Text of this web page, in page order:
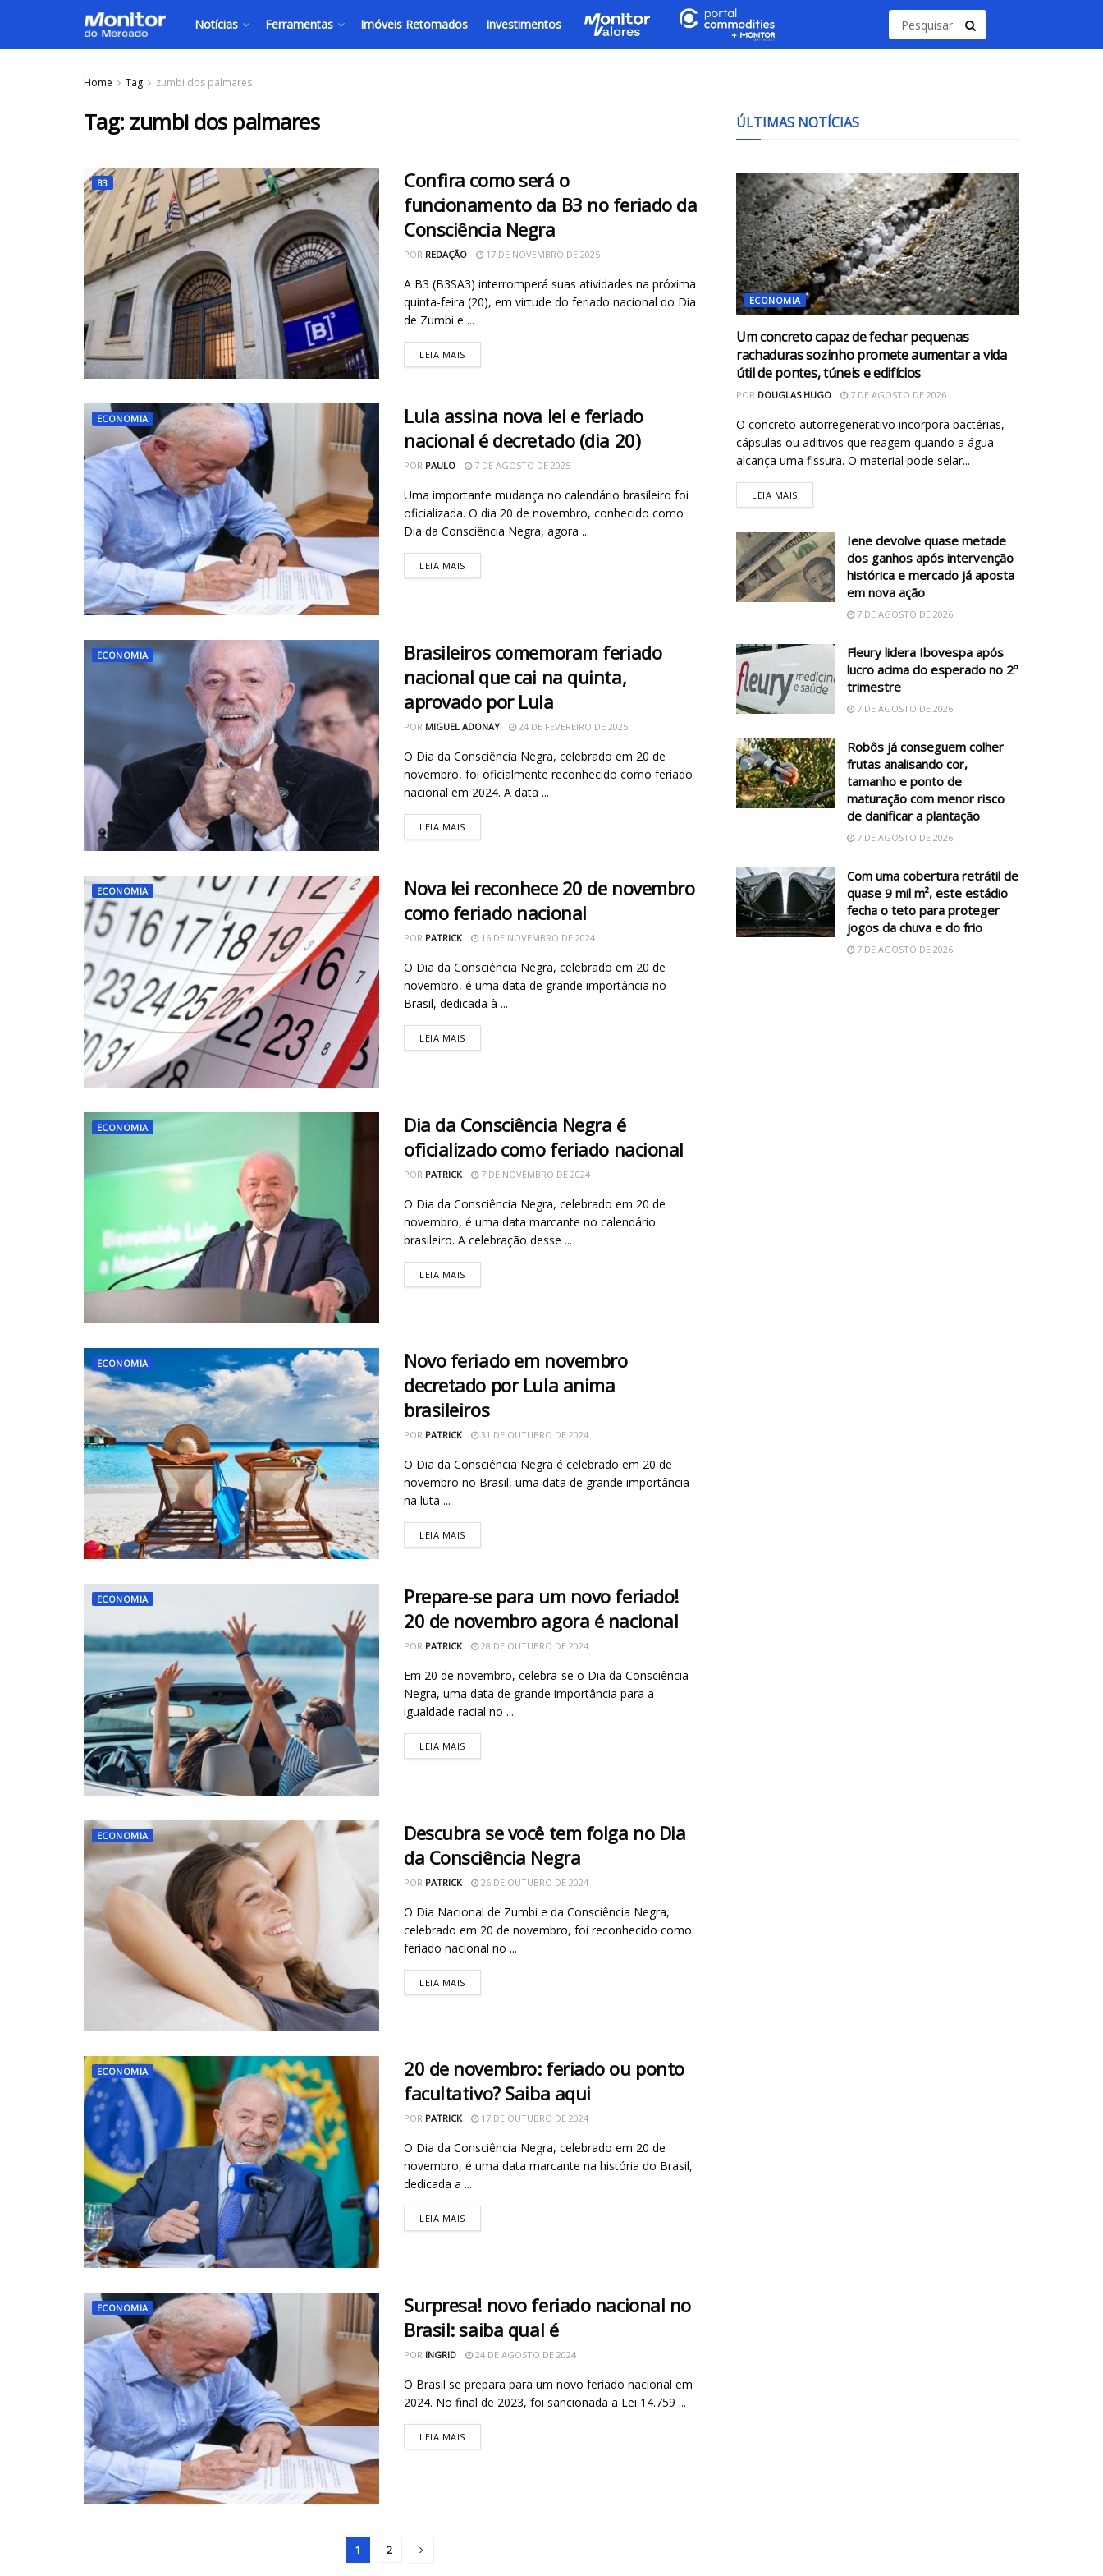
Notícias Ferramentas Imóveis Retomados Investimentos
Home Tag zumbi dos palmares
Tag: zumbi dos palmares
B3
Confira como será o
funcionamento da B3 no feriado da
Consciência Negra
POR REDAÇÃO 17 DE NOVEMBRO DE 2025
A B3 (B3SA3) interromperá suas atividades na próxima
quinta-feira (20), em virtude do feriado nacional do Dia
de Zumbi e ...
LEIA MAIS
ECONOMIA
Lula assina nova lei e feriado
nacional é decretado (dia 20)
POR PAULO 7 DE AGOSTO DE 2025
Uma importante mudança no calendário brasileiro foi
oficializada. O dia 20 de novembro, conhecido como
Dia da Consciência Negra, agora ...
LEIA MAIS
ECONOMIA
Brasileiros comemoram feriado
nacional que cai na quinta,
aprovado por Lula
POR MIGUEL ADONAY 24 DE FEVEREIRO DE 2025
O Dia da Consciência Negra, celebrado em 20 de
novembro, foi oficialmente reconhecido como feriado
nacional em 2024. A data ...
LEIA MAIS
ECONOMIA
Nova lei reconhece 20 de novembro
como feriado nacional
POR PATRICK 16 DE NOVEMBRO DE 2024
O Dia da Consciência Negra, celebrado em 20 de
novembro, é uma data de grande importância no
Brasil, dedicada à ...
LEIA MAIS
ECONOMIA
Dia da Consciência Negra é
oficializado como feriado nacional
POR PATRICK 7 DE NOVEMBRO DE 2024
O Dia da Consciência Negra, celebrado em 20 de
novembro, é uma data marcante no calendário
brasileiro. A celebração desse ...
LEIA MAIS
ECONOMIA
Novo feriado em novembro
decretado por Lula anima
brasileiros
POR PATRICK 31 DE OUTUBRO DE 2024
O Dia da Consciência Negra é celebrado em 20 de
novembro no Brasil, uma data de grande importância
na luta ...
LEIA MAIS
ECONOMIA
Prepare-se para um novo feriado!
20 de novembro agora é nacional
POR PATRICK 28 DE OUTUBRO DE 2024
Em 20 de novembro, celebra-se o Dia da Consciência
Negra, uma data de grande importância para a
igualdade racial no ...
LEIA MAIS
ECONOMIA
Descubra se você tem folga no Dia
da Consciência Negra
POR PATRICK 26 DE OUTUBRO DE 2024
O Dia Nacional de Zumbi e da Consciência Negra,
celebrado em 20 de novembro, foi reconhecido como
feriado nacional no ...
LEIA MAIS
ECONOMIA
20 de novembro: feriado ou ponto
facultativo? Saiba aqui
POR PATRICK 17 DE OUTUBRO DE 2024
O Dia da Consciência Negra, celebrado em 20 de
novembro, é uma data marcante na história do Brasil,
dedicada a ...
LEIA MAIS
ECONOMIA
Surpresa! novo feriado nacional no
Brasil: saiba qual é
POR INGRID 24 DE AGOSTO DE 2024
O Brasil se prepara para um novo feriado nacional em
2024. No final de 2023, foi sancionada a Lei 14.759 ...
LEIA MAIS
1 2
ÚLTIMAS NOTÍCIAS
ECONOMIA
Um concreto capaz de fechar pequenas
rachaduras sozinho promete aumentar a vida
útil de pontes, túneis e edifícios
POR DOUGLAS HUGO 7 DE AGOSTO DE 2026
O concreto autorregenerativo incorpora bactérias,
cápsulas ou aditivos que reagem quando a água
alcança uma fissura. O material pode selar...
LEIA MAIS
Iene devolve quase metade
dos ganhos após intervenção
histórica e mercado já aposta
em nova ação
7 DE AGOSTO DE 2026
Fleury lidera Ibovespa após
lucro acima do esperado no 2º
trimestre
7 DE AGOSTO DE 2026
Robôs já conseguem colher
frutas analisando cor,
tamanho e ponto de
maturação com menor risco
de danificar a plantação
7 DE AGOSTO DE 2026
Com uma cobertura retrátil de
quase 9 mil m², este estádio
fecha o teto para proteger
jogos da chuva e do frio
7 DE AGOSTO DE 2026